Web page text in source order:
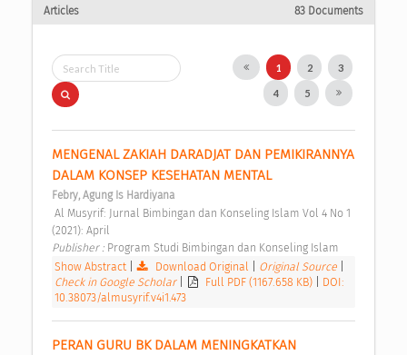
Articles 83 Documents
1 2 3
4 5
MENGENAL ZAKIAH DARADJAT DAN PEMIKIRANNYA
DALAM KONSEP KESEHATAN MENTAL
Febry, Agung Is Hardiyana
(2021): April
Publisher : Program Studi Bimbingan dan Konseling Islam
Show Abstract| Download Original Original Source
Check in Google Scholar
Full PDF (1167.658 KB)
DOI:
10.38073/almusyrif.v4i1.473
PERAN GURU BK DALAM MENINGKATKAN